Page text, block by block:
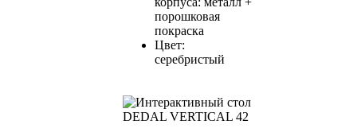
порошковая
покраска
Цвет:
серебристый